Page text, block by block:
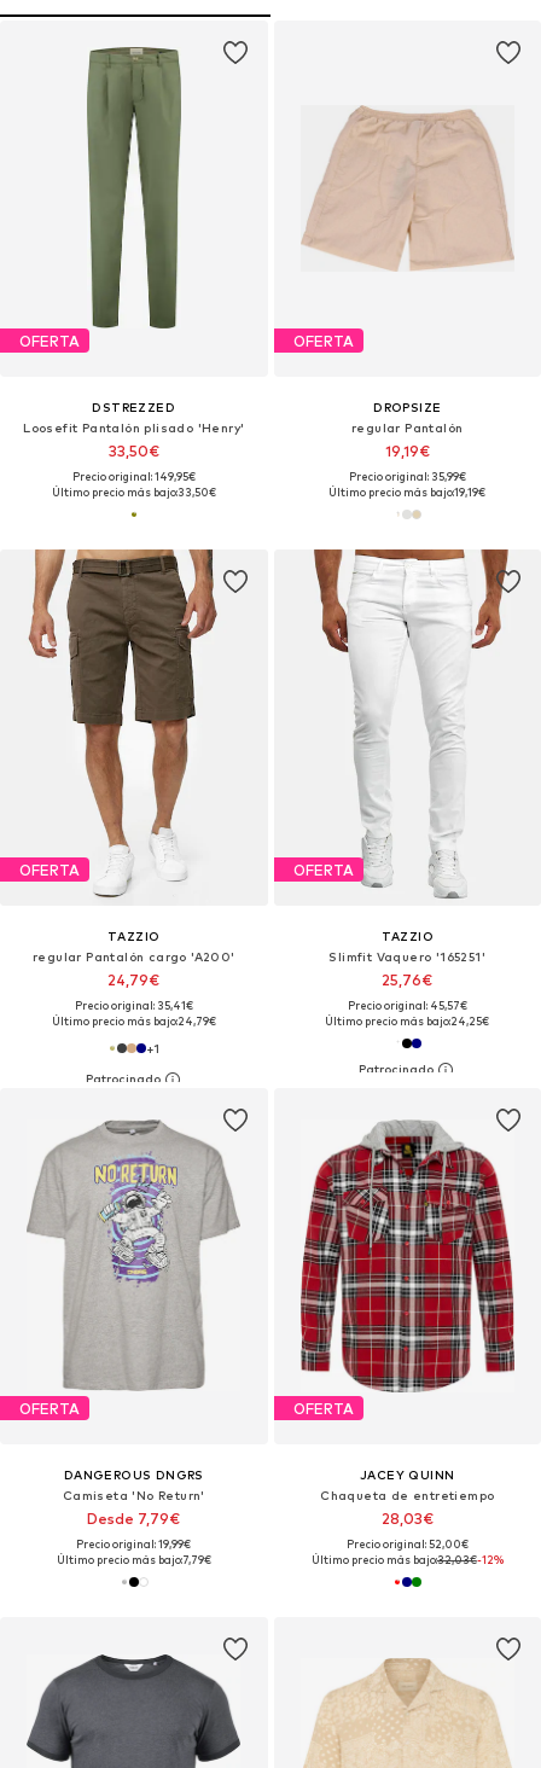
OFERTA
DSTREZZED
Loosefit Pantalón plisado 'Henry'
33,50€
Precio original: 149,95€
Último precio más bajo:33,50€
OFERTA
DROPSIZE
regular Pantalón
19,19€
Precio original: 35,99€
Último precio más bajo:19,19€
OFERTA
TAZZIO
regular Pantalón cargo 'A200'
24,79€
Precio original: 35,41€
Último precio más bajo:24,79€
+1
OFERTA
TAZZIO
Slimfit Vaquero '165251'
25,76€
Precio original: 45,57€
Último precio más bajo:24,25€
OFERTA
DANGEROUS DNGRS
Camiseta 'No Return'
Desde 7,79€
Precio original: 19,99€
Último precio más bajo:7,79€
OFERTA
JACEY QUINN
Chaqueta de entretiempo
28,03€
Precio original: 52,00€
Último precio más bajo:32,03€-12%